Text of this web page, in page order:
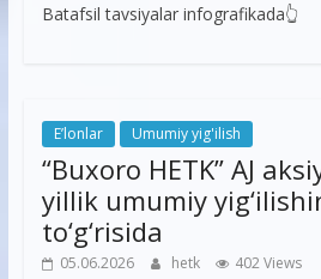
Batafsil tavsiyalar infografikada👆
E’lonlar Umumiy yig'ilish
“Buxoro HETK” AJ
yillik umumiy
to‘g‘risida
05.06.2026 hetk 402 Views